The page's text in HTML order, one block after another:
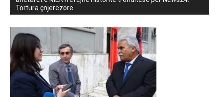
Tortura çnjerëzore